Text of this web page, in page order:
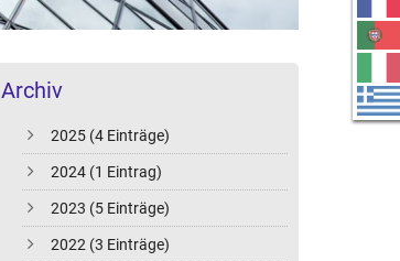
Archiv
2025 (4 Einträge)
2024 (1 Eintrag)
2023 (5 Einträge)
2022 (3 Einträge)